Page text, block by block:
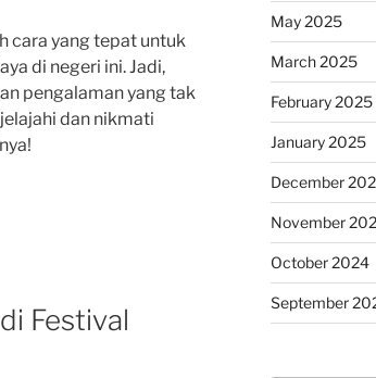
cara yang tepat untuk
di negeri ini. Jadi,
pengalaman yang tak
dan nikmati
Festival
May 2025
March 2025
February 2025
January 2025
December
November
October 2024
September